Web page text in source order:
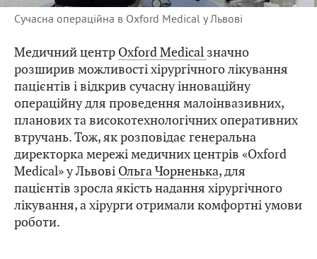
Сучасна операційна в Oxford Medical у Львові
Медичний центр Oxford Medical значно
розширив можливості хірургічного лікування
пацієнтів і відкрив сучасну інноваційну
операційну для проведення малоінвазивних,
планових та високотехнологічних оперативних
втручань. Тож, як розповідає генеральна
директорка мережі медичних центрів «Oxford
Medical» у Львові Ольга Чорненька, для
пацієнтів зросла якість надання хірургічного
лікування, а хірурги отримали комфортні умови
роботи.